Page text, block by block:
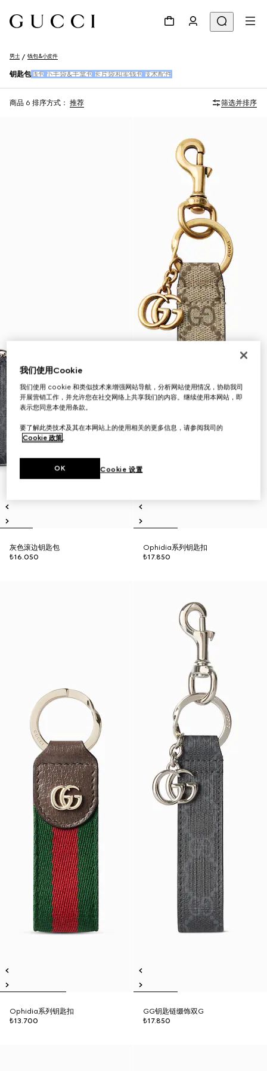
男士 钱包&小皮件
钥匙包钱包 小手袋&手拿包 卡片袋和零钱包 技术配件
商品 6 排序方式： 推荐 筛选并排序
灰色滚边钥匙包
₺16.050
Ophidia系列钥匙扣
₺17.850
Ophidia系列钥匙扣
₺13.700
GG钥匙链缀饰双G
₺17.850
我们使用Cookie
我们使用 cookie 和类似技术来增强网站导航，分析网站使用情况，协助我司
开展营销工作，并允许您在社交网络上共享我们的内容。继续使用本网站，即
表示您同意本使用条款。
要了解此类技术及其在本网站上的使用相关的更多信息，请参阅我司的
Cookie 政策。
Cookie 设置
OK